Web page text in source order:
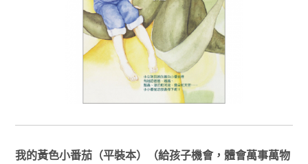
我的黃色小番茄（平裝本）（給孩子機會，體會萬事萬物